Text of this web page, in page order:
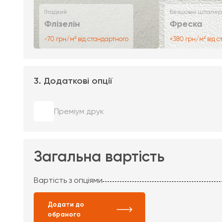
Гладкий
Флізелін
-70 грн/м² від стандартного
Безшовні
Фреска
+380 грн/м² від
3. Додаткові опції
Преміум друк
Загальна вартість
Вартість з опціями
Додати до
обраного